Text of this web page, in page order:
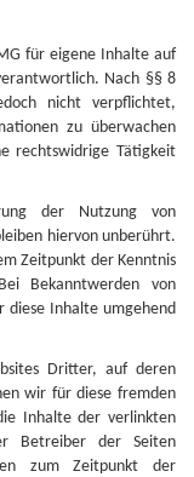
für eigene Inhalte auf
Nach §§ 8
nicht verpflichtet,
zu überwachen
rechtswidrige Tätigkeit
der Nutzung von
hiervon unberührt.
Zeitpunkt der Kenntnis
Bekanntwerden von
diese Inhalte umgehend
Dritter, auf deren
wir für diese fremden
Inhalte der verlinkten
Betreiber der Seiten
zum Zeitpunkt der